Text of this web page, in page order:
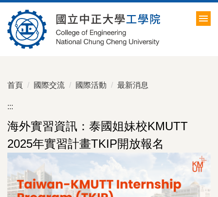
到
主
要
首頁
國際交流 國際活動 最新消息
:::
海外實習資訊：泰國姐妹校KMUTT
2025年實習計畫TKIP開放報名